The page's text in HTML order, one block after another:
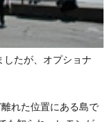
たが、オプショナ
れた位置にある島で